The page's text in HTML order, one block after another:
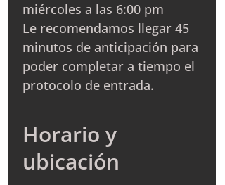
miércoles a las 6:00 pm
Le recomendamos llegar 45
minutos de anticipación para
poder completar a tiempo el
protocolo de entrada.
Horario y
ubicación